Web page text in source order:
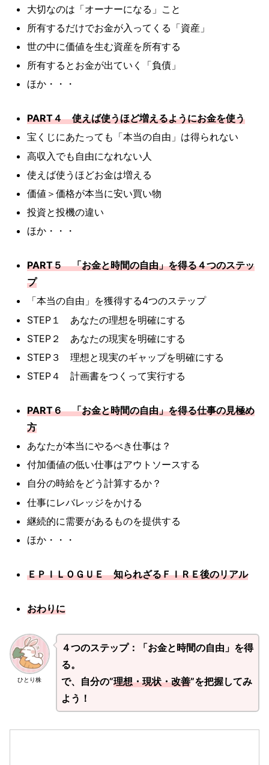
大切なのは「オーナーになる」こと
所有するだけでお金が入ってくる「資産」
世の中に価値を生む資産を所有する
所有するとお金が出ていく「負債」
ほか・・・
PART４ 使えば使うほど増えるようにお金を使う
宝くじにあたっても「本当の自由」は得られない
高収入でも自由になれない人
使えば使うほどお金は増える
価値＞価格が本当に安い買い物
投資と投機の違い
ほか・・・
PART５ 「お金と時間の自由」を得る４つのステッ
プ
「本当の自由」を獲得する4つのステップ
STEP１ あなたの理想を明確にする
STEP２ あなたの現実を明確にする
STEP３ 理想と現実のギャップを明確にする
STEP４ 計画書をつくって実行する
PART６ 「お金と時間の自由」を得る仕事の見極め
方
あなたが本当にやるべき仕事は？
付加価値の低い仕事はアウトソースする
自分の時給をどう計算するか？
仕事にレバレッジをかける
継続的に需要があるものを提供する
ほか・・・
ＥＰＩＬＯＧＵＥ 知られざるＦＩＲＥ後のリアル
おわりに
ひとり株
４つのステップ：「お金と時間の自由」を得
る。
で、自分の”理想・現状・改善”を把握してみ
よう！